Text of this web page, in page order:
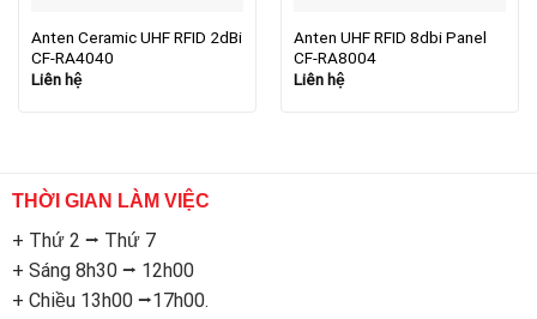
Anten Ceramic UHF RFID 2dBi
CF-RA4040
Liên hệ
Anten UHF RFID 8dbi Panel
CF-RA8004
Liên hệ
THỜI GIAN LÀM VIỆC
+ Thứ 2 ⭢ Thứ 7
+ Sáng 8h30 ⭢ 12h00
+ Chiều 13h00 ⭢17h00.